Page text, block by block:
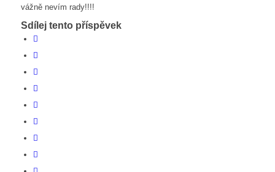
vážně nevím rady!!!!
Sdílej tento příspěvek